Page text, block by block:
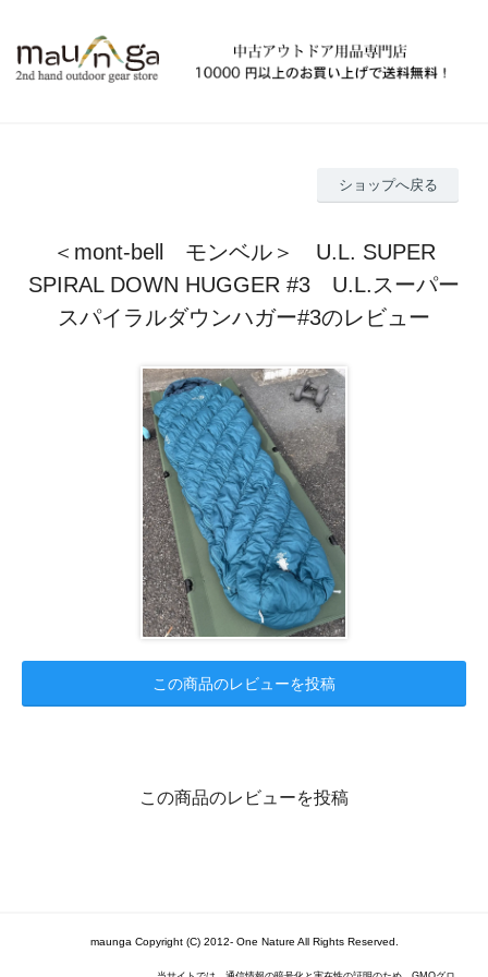
ショップへ戻る
＜mont-bell モンベル＞ U.L. SUPER
SPIRAL DOWN HUGGER #3 U.L.スーパー
スパイラルダウンハガー#3のレビュー
この商品のレビューを投稿
この商品のレビューを投稿
maunga Copyright (C) 2012- One Nature All Rights Reserved.